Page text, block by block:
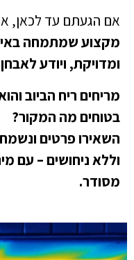
אם הגעתם עד לכאן,
מקצוע שמתמחה
ומדויקת, ויודע
מריחים ריח הביוב
בטוחים מה המקור?
השאירו פרטים
וללא ניחושים – עם
מסודר.